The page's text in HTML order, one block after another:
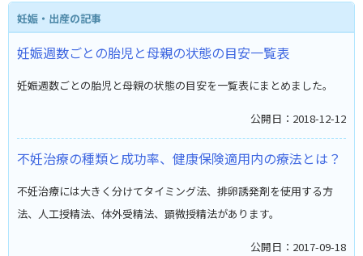
妊娠・出産の記事
妊娠週数ごとの胎児と母親の状態の目安一覧表
妊娠週数ごとの胎児と母親の状態の目安を一覧表にまとめました。
公開日：2018-12-12
不妊治療の種類と成功率、健康保険適用内の療法とは？
不妊治療には大きく分けてタイミング法、排卵誘発剤を使用する方
法、人工授精法、体外受精法、顕微授精法があります。
公開日：2017-09-18